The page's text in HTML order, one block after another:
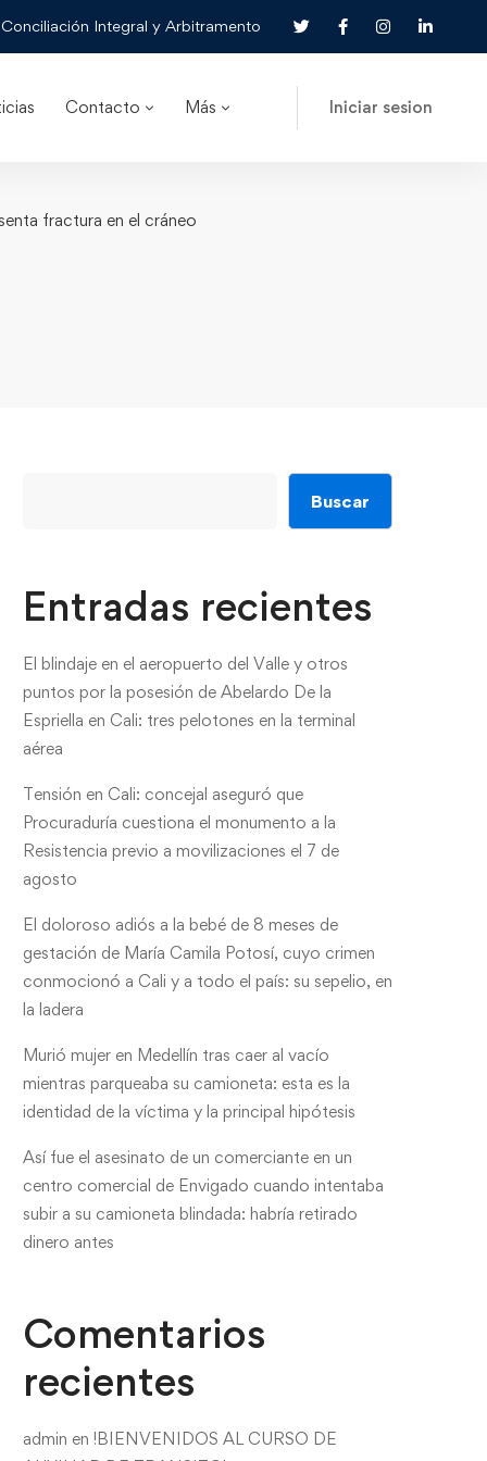
Integral y Arbitramento
Contacto Más Iniciar sesion
fractura en el cráneo
Buscar
Entradas recientes
El blindaje en el aeropuerto del Valle y otros
puntos por la posesión de Abelardo De la
Espriella en Cali: tres pelotones en la terminal
aérea
Tensión en Cali: concejal aseguró que
Procuraduría cuestiona el monumento a la
Resistencia previo a movilizaciones el 7 de
agosto
El doloroso adiós a la bebé de 8 meses de
gestación de María Camila Potosí, cuyo crimen
conmocionó a Cali y a todo el país: su sepelio, en
la ladera
Murió mujer en Medellín tras caer al vacío
mientras parqueaba su camioneta: esta es la
identidad de la víctima y la principal hipótesis
Así fue el asesinato de un comerciante en un
centro comercial de Envigado cuando intentaba
subir a su camioneta blindada: habría retirado
dinero antes
Comentarios
recientes
admin en !BIENVENIDOS AL CURSO DE